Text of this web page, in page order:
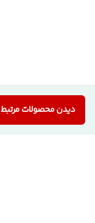
دیدن محصولات مرتبط